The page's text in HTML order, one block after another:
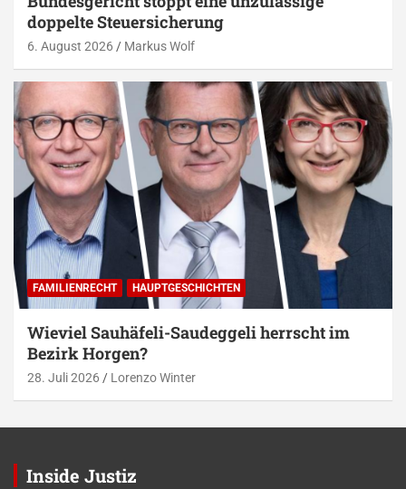
doppelte Steuersicherung
6. August 2026 Markus Wolf
FAMILIENRECHT HAUPTGESCHICHTEN
Wieviel Sauhäfeli-Saudeggeli herrscht im
Bezirk Horgen?
28. Juli 2026 Lorenzo Winter
Inside Justiz